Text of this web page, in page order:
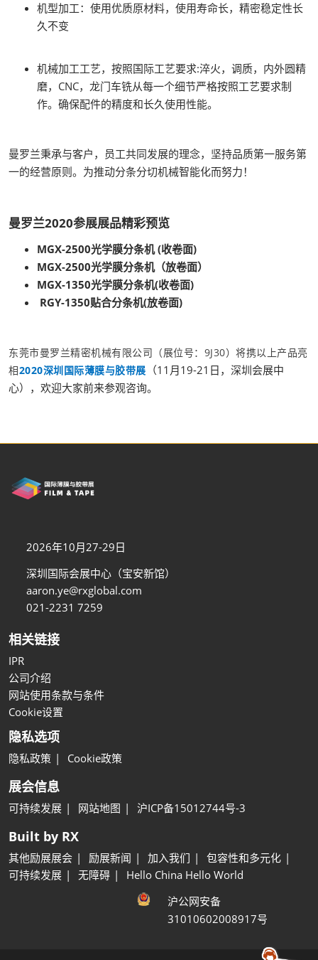
机型加工：使用优质原材料，使用寿命长，精密稳定性长
久不变
机械加工工艺，按照国际工艺要求:淬火，调质，内外圆精
磨，CNC，龙门车铣从每一个细节严格按照工艺要求制
作。确保配件的精度和长久使用性能。
曼罗兰秉承与客户，员工共同发展的理念，坚持品质第一服务第
一的经营原则。为推动分条分切机械智能化而努力！
曼罗兰2020参展展品精彩预览
MGX-2500光学膜分条机(收卷面)
MGX-2500光学膜分条机（放卷面）
MGX-1350光学膜分条机(收卷面)
RGY-1350贴合分条机(放卷面)
东莞市曼罗兰精密机械有限公司（展位号：9J30）将携以上产品亮
相2020深圳国际薄膜与胶带展 （11月19-21日，深圳会展中
心），欢迎大家前来参观咨询。
2026年10月27-29日
深圳国际会展中心（宝安新馆）
aaron.ye@rxglobal.com
021-2231 7259
相关链接
IPR
公司介绍
网站使用条款与条件
Cookie设置
隐私选项
隐私政策 Cookie政策
展会信息
可持续发展 网站地图 沪ICP备15012744号-3
Built by RX
其他励展展会 励展新闻 加入我们
包容性和多元化
可持续发展
无障碍
Hello China Hello World
沪公网安备
31010602008917号